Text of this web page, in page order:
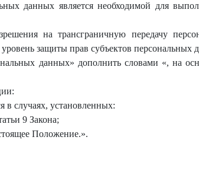
данных является необходимой для
на трансграничную передачу
уровень защиты прав субъектов
данных» дополнить словами «, на
в случаях, установленных:
9 Закона;
Положение.».